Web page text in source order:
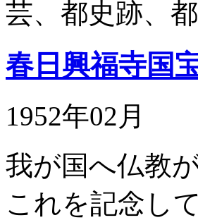
芸、都史跡、
春日興福寺国
1952年02月
我が国へ仏教
これを記念し